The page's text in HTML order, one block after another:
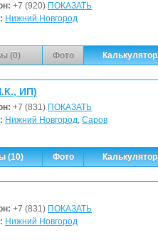
+7 (920) ПОКАЗАТЬ
Нижний Новгород
(0) Фото Калькулятор
ИП)
+7 (831) ПОКАЗАТЬ
Нижний Новгород, Саров
(10) Фото Калькулятор
+7 (831) ПОКАЗАТЬ
Нижний Новгород